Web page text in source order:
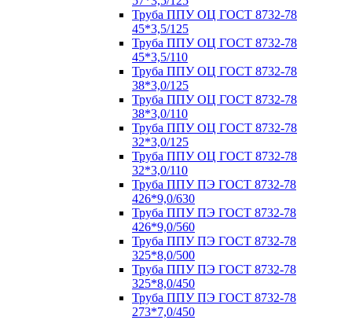
Труба ППУ ОЦ ГОСТ 8732-78
45*3,5/125
Труба ППУ ОЦ ГОСТ 8732-78
45*3,5/110
Труба ППУ ОЦ ГОСТ 8732-78
38*3,0/125
Труба ППУ ОЦ ГОСТ 8732-78
38*3,0/110
Труба ППУ ОЦ ГОСТ 8732-78
32*3,0/125
Труба ППУ ОЦ ГОСТ 8732-78
32*3,0/110
Труба ППУ ПЭ ГОСТ 8732-78
426*9,0/630
Труба ППУ ПЭ ГОСТ 8732-78
426*9,0/560
Труба ППУ ПЭ ГОСТ 8732-78
325*8,0/500
Труба ППУ ПЭ ГОСТ 8732-78
325*8,0/450
Труба ППУ ПЭ ГОСТ 8732-78
273*7,0/450